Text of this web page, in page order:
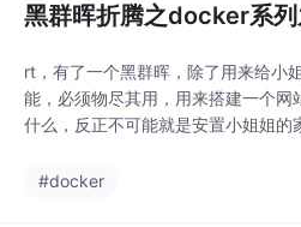
黑群晖折腾之docker系
rt，有了一个黑群晖，除了用来给小
能，必须物尽其用，用来搭建一个网
什么，反正不可能就是安置小姐姐的
安装过了，随意显示的是打开
#docker